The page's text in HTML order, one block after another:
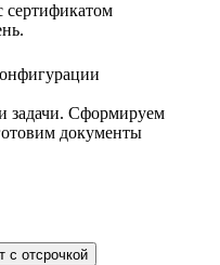
сертификатом
задачи. Сформируем
документы
с отсрочкой